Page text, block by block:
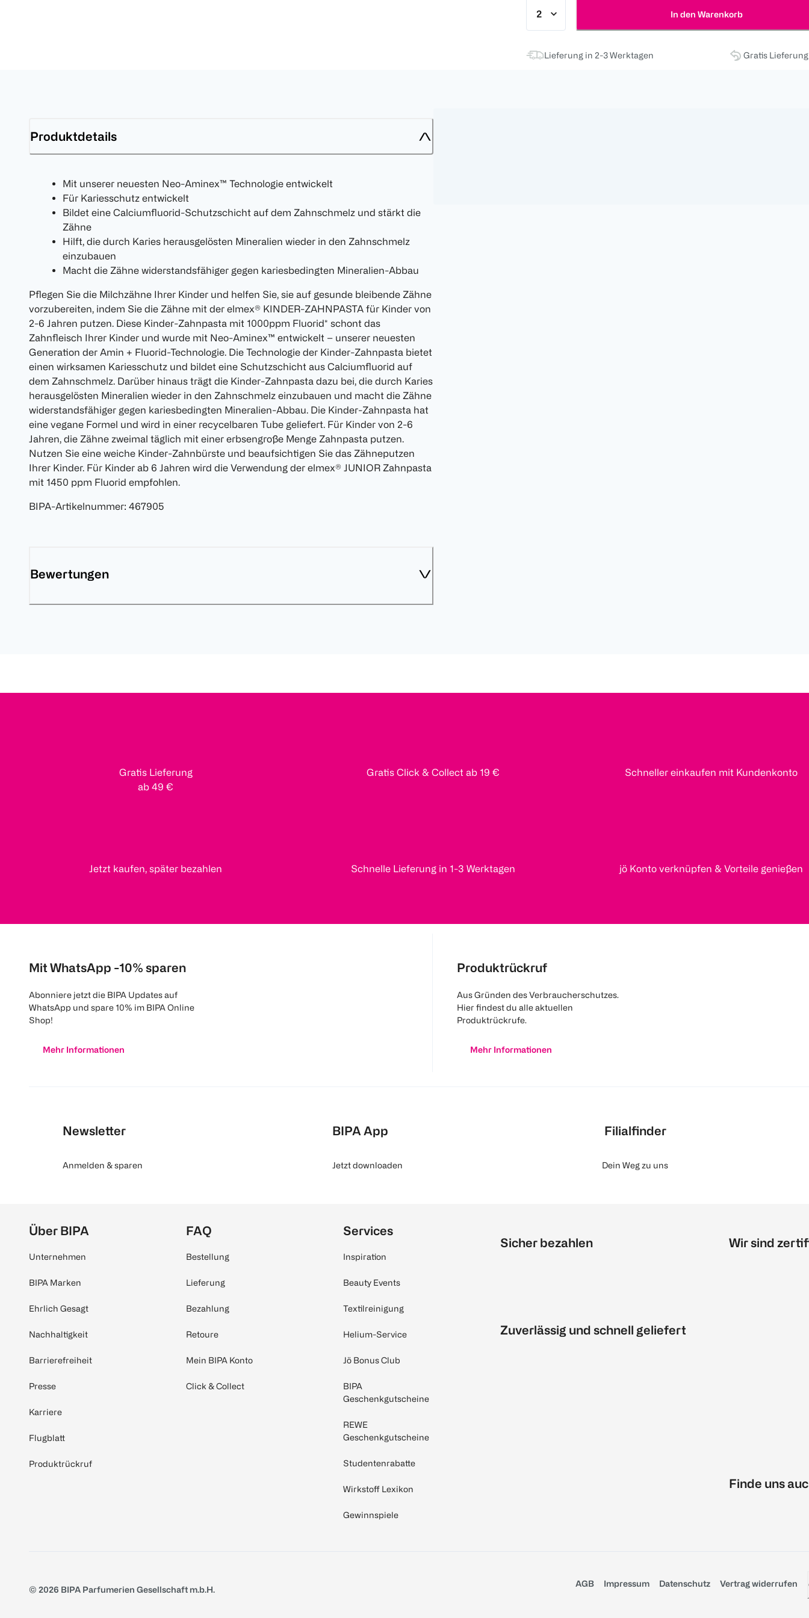
In den Warenkorb
Lieferung in 2-3 Werktagen Gratis
Produktdetails
Mit unserer neuesten Neo-Aminex™ Technologie entwickelt
Für Kariesschutz entwickelt
Bildet eine Calciumfluorid-Schutzschicht auf dem Zahnschmelz und stärkt die
Zähne
Hilft, die durch Karies herausgelösten Mineralien wieder in den Zahnschmelz
einzubauen
Macht die Zähne widerstandsfähiger gegen kariesbedingten Mineralien-Abbau
Pflegen Sie die Milchzähne Ihrer Kinder und helfen Sie, sie auf gesunde bleibende Zähne
vorzubereiten, indem Sie die Zähne mit der elmex® KINDER-ZAHNPASTA für Kinder von
2-6 Jahren putzen. Diese Kinder-Zahnpasta mit 1000ppm Fluorid* schont das
Zahnfleisch Ihrer Kinder und wurde mit Neo-Aminex™ entwickelt – unserer neuesten
Generation der Amin + Fluorid-Technologie. Die Technologie der Kinder-Zahnpasta bietet
einen wirksamen Kariesschutz und bildet eine Schutzschicht aus Calciumfluorid auf
dem Zahnschmelz. Darüber hinaus trägt die Kinder-Zahnpasta dazu bei, die durch Karies
herausgelösten Mineralien wieder in den Zahnschmelz einzubauen und macht die Zähne
widerstandsfähiger gegen kariesbedingten Mineralien-Abbau. Die Kinder-Zahnpasta hat
eine vegane Formel und wird in einer recycelbaren Tube geliefert. Für Kinder von 2-6
Jahren, die Zähne zweimal täglich mit einer erbsengroße Menge Zahnpasta putzen.
Nutzen Sie eine weiche Kinder-Zahnbürste und beaufsichtigen Sie das Zähneputzen
Ihrer Kinder. Für Kinder ab 6 Jahren wird die Verwendung der elmex® JUNIOR Zahnpasta
mit 1450 ppm Fluorid empfohlen.
BIPA-Artikelnummer: 467905
Bewertungen
Gratis Lieferung
ab 49 €
Gratis Click & Collect ab 19 € Schneller einkaufen mit Kundenkonto
Jetzt kaufen, später bezahlen Schnelle Lieferung in 1-3 Werktagen jö Konto verknüpfen & Vorteile genießen
Mit WhatsApp -10% sparen
Abonniere jetzt die BIPA Updates auf
WhatsApp und spare 10% im BIPA Online
Shop!
Mehr Informationen
Produktrückruf
Aus Gründen des Verbraucherschutzes.
Hier findest du alle aktuellen
Produktrückrufe.
Mehr Informationen
Newsletter
Anmelden & sparen
BIPA App
Jetzt downloaden
Filialfinder
Dein Weg zu uns
Über BIPA
Unternehmen
BIPA Marken
Ehrlich Gesagt
Nachhaltigkeit
Barrierefreiheit
Presse
Karriere
Flugblatt
Produktrückruf
FAQ
Bestellung
Lieferung
Bezahlung
Retoure
Mein BIPA Konto
Click & Collect
Services
Inspiration
Beauty Events
Textilreinigung
Helium-Service
Jö Bonus Club
BIPA
Geschenkgutscheine
REWE
Geschenkgutscheine
Studentenrabatte
Wirkstoff Lexikon
Gewinnspiele
Sicher bezahlen
Zuverlässig und schnell geliefert
Wir sind
Finde uns
© 2026 BIPA Parfumerien Gesellschaft m.b.H.
AGB Impressum Datenschutz Vertrag widerrufen